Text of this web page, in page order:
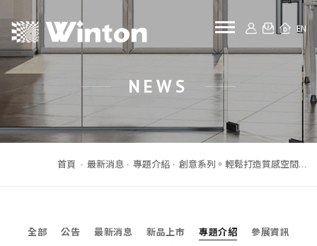
toggle EN
NEWS
首頁 最新消息 專題介紹 創意系列。輕鬆打造質感空間...
全部 公告 最新消息 新品上市 專題介紹
參展資訊